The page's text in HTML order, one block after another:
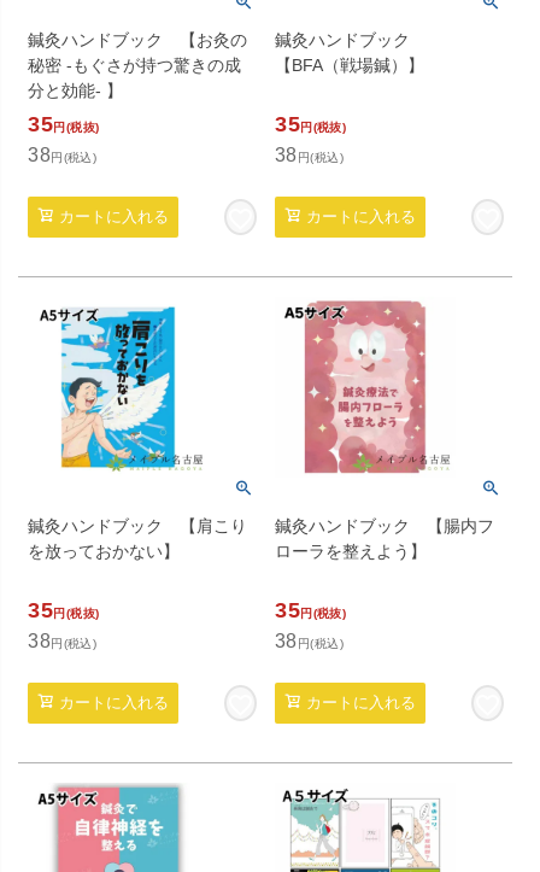
鍼灸ハンドブック 【お灸の
秘密 -もぐさが持つ驚きの成
分と効能- 】
35円(税抜)
38円(税込)
カートに入れる
鍼灸ハンドブック
【BFA（戦場鍼）】
35円(税抜)
38 円(税込)
カートに入れる
鍼灸ハンドブック 【肩こり
を放っておかない】
35円(税抜)
38円(税込)
カートに入れる
鍼灸ハンドブック 【腸内フ
ローラを整えよう】
35円(税抜)
38 円(税込)
カートに入れる